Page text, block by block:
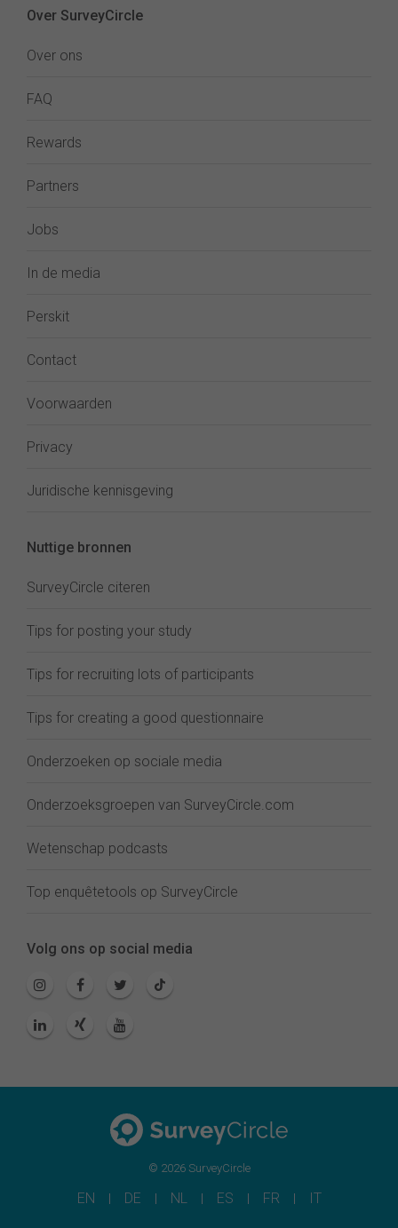
Over SurveyCircle
Over ons
FAQ
Rewards
Partners
Jobs
In de media
Perskit
Contact
Voorwaarden
Privacy
Juridische kennisgeving
Nuttige bronnen
SurveyCircle citeren
Tips for posting your study
Tips for recruiting lots of participants
Tips for creating a good questionnaire
Onderzoeken op sociale media
Onderzoeksgroepen van SurveyCircle.com
Wetenschap podcasts
Top enquêtetools op SurveyCircle
Volg ons op social media
© 2026 SurveyCircle
EN DE NL ES FR IT